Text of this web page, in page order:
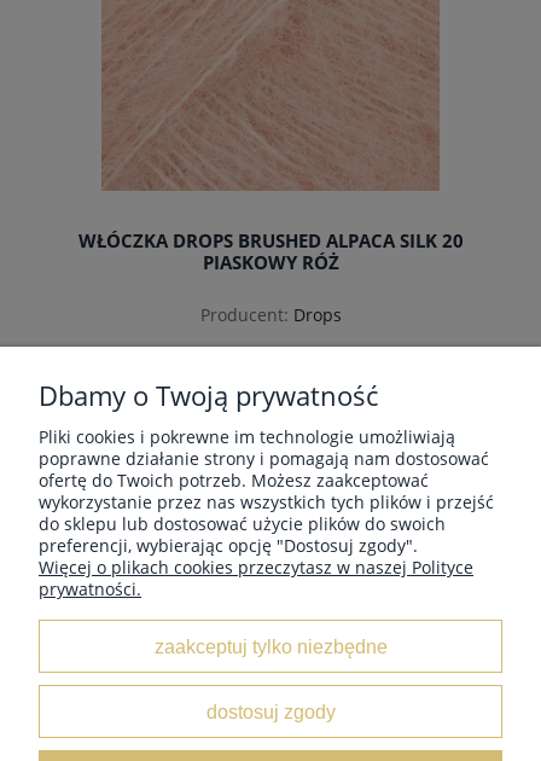
WŁÓCZKA DROPS BRUSHED ALPACA SILK 20
PIASKOWY RÓŻ
Producent: Drops
Cena regularna:
Najniższa cena:11,31 zł
do koszyka
« 1 2 3 »
MOJE KONTO
Dbamy o Twoją prywatność
Pliki cookies i pokrewne im technologie umożliwiają
poprawne działanie strony i pomagają nam dostosować
ofertę do Twoich potrzeb. Możesz zaakceptować
wykorzystanie przez nas wszystkich tych plików i przejść
do sklepu lub dostosować użycie plików do swoich
preferencji, wybierając opcję "Dostosuj zgody".
Więcej o plikach cookies przeczytasz w naszej Polityce
prywatności.
zaakceptuj tylko niezbędne
dostosuj zgody